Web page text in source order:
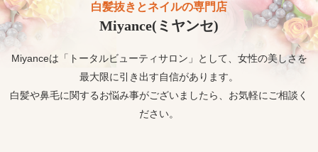
白髪抜きとネイルの専門店
Miyance(ミヤンセ)
Miyanceは「トータルビューティサロン」として、女性の美しさを
最大限に引き出す自信があります。
白髪や鼻毛に関するお悩み事がございましたら、お気軽にご相談く
ださい。